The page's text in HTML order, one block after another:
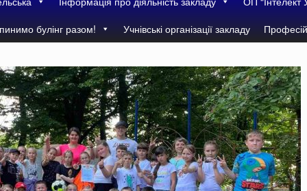
булінг разом!
Учнівські організації закладу